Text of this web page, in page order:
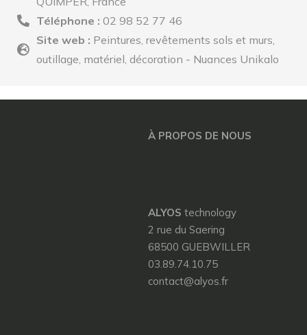
Téléphone : 02 98 52 77 46
Site web : Peintures, revêtements sols et murs,
outillage, matériel, décoration - Nuances Unikalo
À PROPOS DE NOUS
ALYOS technology
2 rue du Saering
68500 GUEBWILLER
03.89.74.10.75
contact@alyos.fr